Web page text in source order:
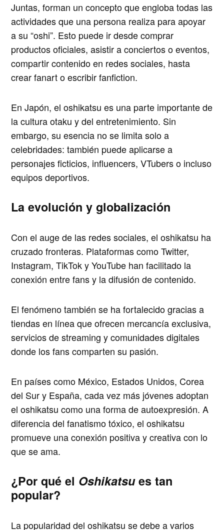
Juntas, forman un concepto que engloba todas las
actividades que una persona realiza para apoyar
a su “oshi”. Esto puede ir desde comprar
productos oficiales, asistir a conciertos o eventos,
compartir contenido en redes sociales, hasta
crear fanart o escribir fanfiction.
En Japón, el oshikatsu es una parte importante de
la cultura otaku y del entretenimiento. Sin
embargo, su esencia no se limita solo a
celebridades: también puede aplicarse a
personajes ficticios, influencers, VTubers o incluso
equipos deportivos.
La evolución y globalización
Con el auge de las redes sociales, el oshikatsu ha
cruzado fronteras. Plataformas como Twitter,
Instagram, TikTok y YouTube han facilitado la
conexión entre fans y la difusión de contenido.
El fenómeno también se ha fortalecido gracias a
tiendas en línea que ofrecen mercancía exclusiva,
servicios de streaming y comunidades digitales
donde los fans comparten su pasión.
En países como México, Estados Unidos, Corea
del Sur y España, cada vez más jóvenes adoptan
el oshikatsu como una forma de autoexpresión. A
diferencia del fanatismo tóxico, el oshikatsu
promueve una conexión positiva y creativa con lo
que se ama.
¿Por qué el Oshikatsues tan
popular?
La popularidad del oshikatsu se debe a varios